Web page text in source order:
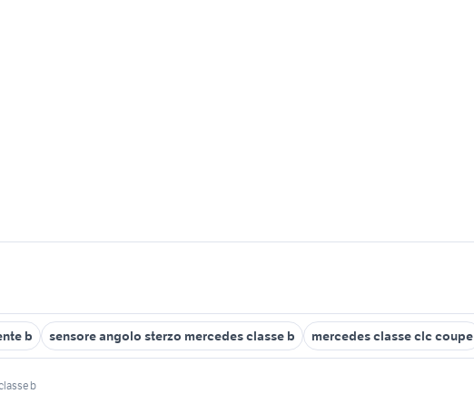
b sensore angolo sterzo mercedes classe b mercedes classe clc coupe
b